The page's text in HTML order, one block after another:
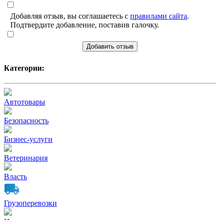
Добавляя отзыв, вы соглашаетесь с правилами сайта.
Подтвердите добавление, поставив галочку.
Добавить отзыв
Категории:
Автотовары
Безопасность
Бизнес-услуги
Ветеринария
Власть
Грузоперевозки